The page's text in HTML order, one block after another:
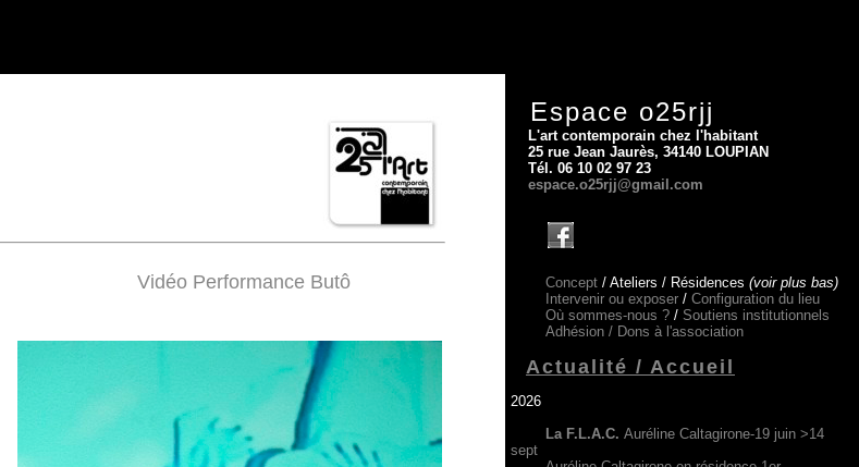
Vidéo Performance Butô
Espace o25rjj
L'art contemporain chez l'habitant
25 rue Jean Jaurès, 34140 LOUPIAN
Tél. 06 10 02 97 23
espace.o25rjj@gmail.com
Concept / Ateliers / Résidences (voir plus bas)
Intervenir ou exposer / Configuration du lieu
Où sommes-nous ? / Soutiens institutionnels
Adhésion / Dons à l'association
Actualité / Accueil
2026
La F.L.A.C. Auréline Caltagirone-19 juin >14
sept